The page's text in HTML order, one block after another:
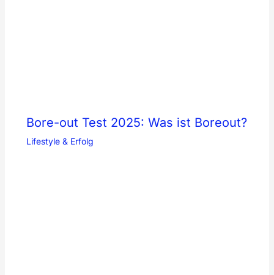
Bore-out Test 2025: Was ist Boreout?
Lifestyle & Erfolg